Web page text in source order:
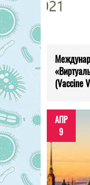
(Vaccine
АПР
9